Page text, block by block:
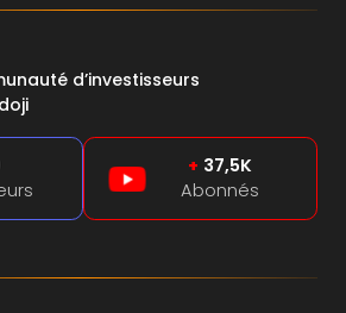
d’investisseurs
+ 37,5K
Abonnés